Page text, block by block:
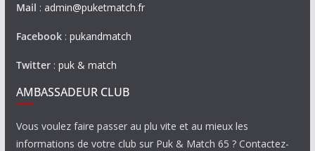
Mail : admin@puketmatch.fr
Facebook: pukandmatch
Twitter: puk & match
AMBASSADEUR CLUB
Vous voulez faire passer au plu vite et au mieux les
informations de votre club sur Puk & Match 65 ? Contactez-